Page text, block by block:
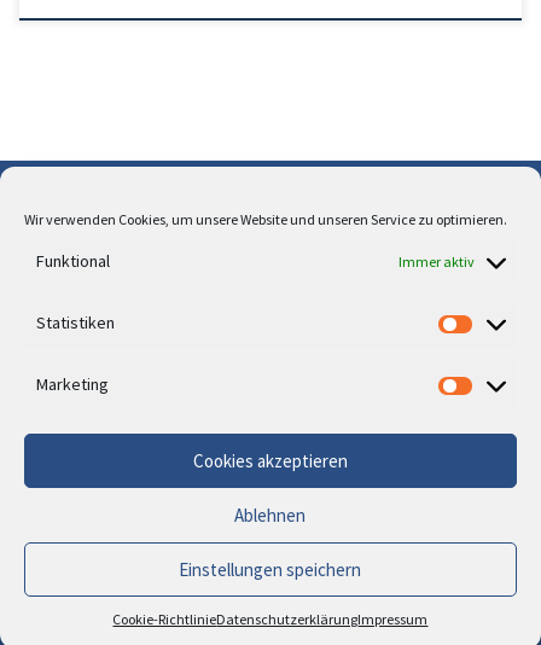
Wir verwenden Cookies, um unsere Website und unseren Service zu optimieren.
Funktional Immer aktiv
Statistiken
Marketing
Cookies akzeptieren
Ablehnen
Einstellungen speichern
Cookie-RichtlinieDatenschutzerklärungImpressum
Über uns
Datenschutz
Travel Explorer – Alle Rechte vorbehalten
Powered byWP– Entworfen mit demCustomizr-Theme